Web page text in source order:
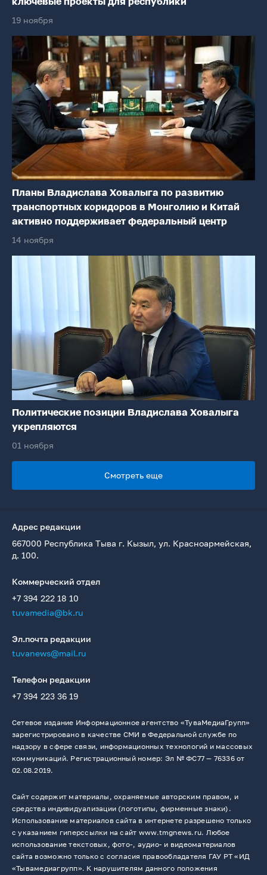
19 ноября
Планы Владислава Ховалыга по развитию
транспортных коридоров в Монголию и Китай
активно поддерживает федеральный центр
14 ноября
Политические позиции Владислава Ховалыга
укрепляются
01 ноября
Смотреть еще
Адрес редакции
667000 Республика Тыва г. Кызыл, ул. Красноармейская,
д. 100.
Коммерческий отдел
+7 394 222 18 10
tuvamedia@bk.ru
Эл.почта редакции
tuvanews@mail.ru
Телефон редакции
+7 394 223 36 19
Сетевое издание Информационное агентство «ТуваМедиаГрупп»
зарегистрировано в качестве СМИ в Федеральной службе по
надзору в сфере связи, информационных технологий и массовых
коммуникаций. Регистрационный номер: Эл № ФС77 — 76336 от
02.08.2019.
Сайт содержит материалы, охраняемые авторским правом, и
средства индивидуализации (логотипы, фирменные знаки).
Использование материалов сайта в интернете разрешено только
с указанием гиперссылки на сайт www.tmgnews.ru. Любое
использование текстовых, фото-, аудио- и видеоматериалов
сайта возможно только с согласия правообладателя ГАУ РТ «ИД
«Тывамедиагрупп». К нарушителям данного положения